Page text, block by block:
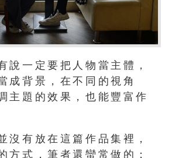
說一定要把人物當主體，
成背景，在不同的視角
主題的效果，也能豐富作
沒有放在這篇作品集裡，
方式，筆者還蠻常做的；